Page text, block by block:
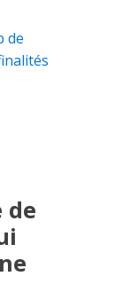
de
de